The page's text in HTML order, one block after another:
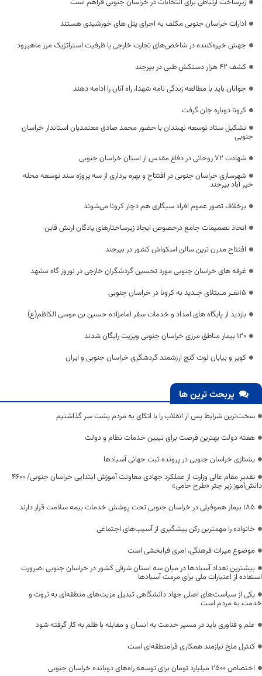
ادارات خراسان جنوبی مکلف به اجرای پنل های خورشیدی هستند
جهش خیره‌کننده در شاخص‌های تجارت خارجی با ظرفیت استراتژیک مرز ماهیرود
کشف ۴۲ هزار دستکش طبی در بیرجند
جوانان باید با مطالعه زندگی نامه شهدا، راه آنان را ادامه دهند
کرونا دوباره جان گرفت
تشکیل ستاد توسعه نهبندان با حضور محمد صادق معتمدیان استاندار خراسان
جنوبی
شهادت ۷۲ روحانی در دفاع مقدس از استان خراسان جنوبی
شهرسازی خراسان جنوبی در افتتاح و بهره برداری از سه پروژه سند توسعه محله
خیر آباد بیرجند
برخلاف تصور عموم افراد سیگاری هم دچار کرونا می‌شوند
اتخاذ تصمیمات جامع درخصوص ایجاد زیرساختارهای پادگان ارتش قاین
افتتاح مدرن ترین سالن اسکواش کشور در بیرجند
غرفه های خراسان جنوبی مورد تحسین گردشگران خارجی در نوروز گاه مشهد
۱۵نفـر مـبتلای جـدید به کرونا در خراسان جنوبی
بازدید از پایگاه های امداد و خدمات سفر امامزاده حسین بن موسی الکاظم(ع)
۱۲۰ بیمار مناطق مرزی خراسان جنوبی ویزیت رایگان شدند
کویر و بیابان لوت گنج ارزشمند گردشگری خراسان جنوبی و ایران
پربحث ترین ها
سخت‌ترین شرایط پس از انقلاب را با اتکای به مردم پشت سر گذاشتیم
هفته دولت بهترین فرصت برای تبیین خدمات نظام و دولت
یشتازی خراسان جنوبی در پرونده ثبت جهانی آسبادها
تقدیر مقام عالی وزارت از عملکرد جهادی معاونت آموزش ابتدایی خراسان جنوبی/ ۴۶۰۰
دانش‌آموز زیر چتر «طرح حامی»
۱۸۵ بیمار هموفیلی در خراسان جنوبی تحت پوشش خدمات بیمه سلامت قرار دارند
خانواده را مهمترین رکن پیشگیری از آسیب‌های اجتماعی
موضوع میراث فرهنگی، امری فرابخشی است
بیشترین تعداد آسبادها در میان سه استان شرقی کشور در خراسان جنوبی ،ضرورت
استفاده از اعتبارات ملی برای مرمت آسبادها
یکی از سیاست‌های اصلی جهاد دانشگاهی تبدیل مزیت‌های منطقه‌ای به ثروت و
خدمت به مردم است
علم و فناوری باید در مسیر خدمت به انسان و مقابله با ظلم به کار گرفته شود
کنترل ملخ نیازمند همکاری فرامنطقه‌ای است
اختصاص 2500 میلیارد تومان برای توسعه راه‌های دوبانده خراسان جنوبی